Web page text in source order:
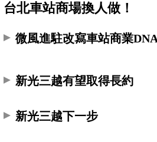
台北車站商場換人做！
微風進駐改寫車站商業
新光三越有望取得長約
新光三越下一步